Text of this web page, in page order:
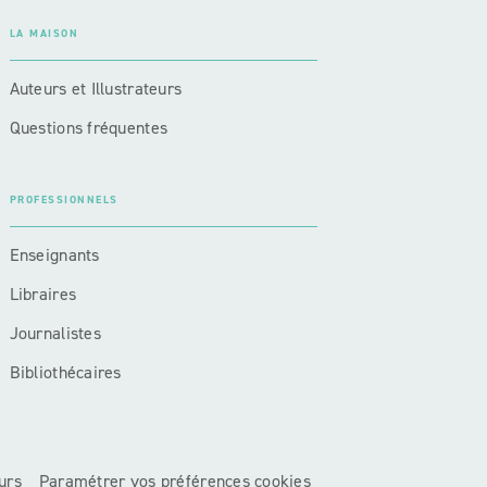
LA MAISON
Auteurs et Illustrateurs
Questions fréquentes
PROFESSIONNELS
Enseignants
Libraires
Journalistes
Bibliothécaires
Paramétrer vos préférences cookies